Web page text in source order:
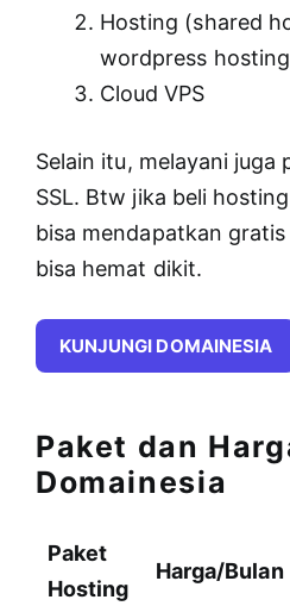
Hosting (shared
wordpress
Cloud VPS
Selain itu, melayani juga
SSL. Btw jika beli
bisa mendapatkan
bisa hemat dikit.
KUNJUNGI DOMAINESIA
Paket dan
Domainesia
Paket
Hosting
Harga/Bulan